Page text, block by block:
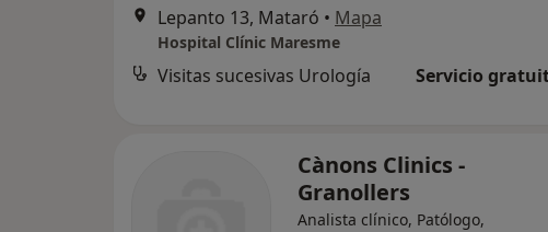
Lepanto 13, Mataró • Mapa
Hospital Clínic Maresme
Visitas sucesivas Urología Servicio
Cànons Clinics -
Granollers
Analista clínico, Patólogo,